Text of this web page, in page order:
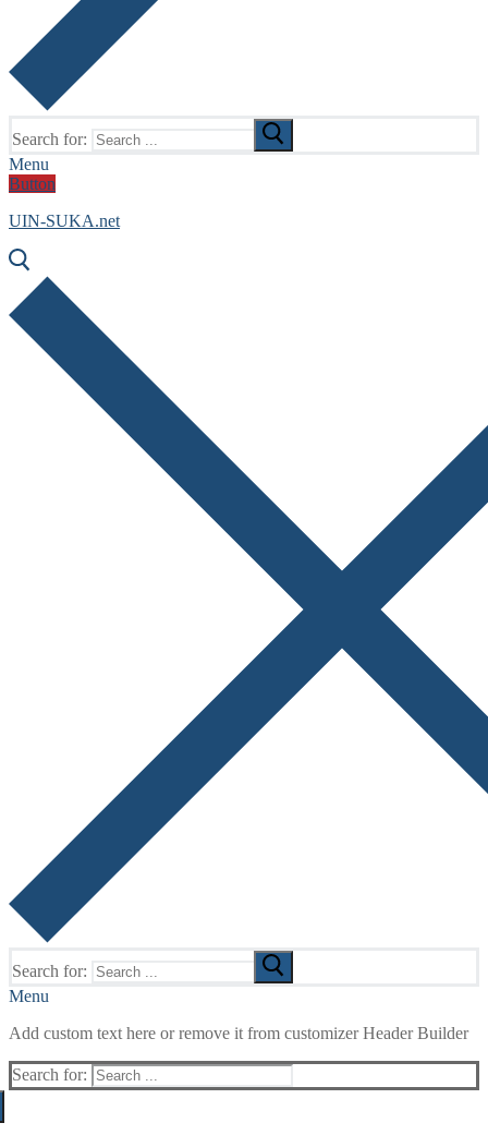
Search for:
Menu
Button
UIN-SUKA.net
Search for:
Menu
Add custom text here or remove it from customizer Header Builder
Search for: